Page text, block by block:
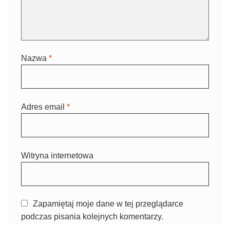
Nazwa *
Adres email *
Witryna internetowa
Zapamiętaj moje dane w tej przeglądarce
podczas pisania kolejnych komentarzy.